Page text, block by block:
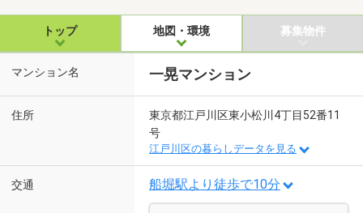
トップ 地図・環境 募集物件
マンション名 一晃マンション
住所
東京都江戸川区東小松川4丁目52番11
号
江戸川区の暮らしデータを見る
交通 船堀駅より徒歩で10分